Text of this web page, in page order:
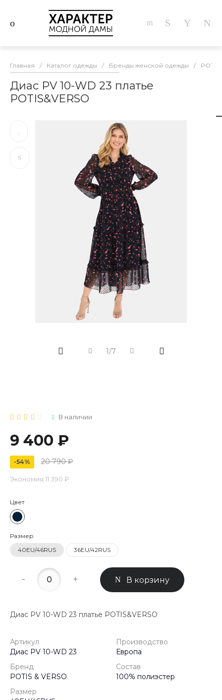
Главная / Каталог одежды / Бренды женской одежды / POTIS
Диас PV 10-WD 23 платье
POTIS&VERSO
1/7
В наличии
9 400 ₽
-54% 20 790 ₽
Экономия 11 390 ₽
Цвет
Размер
40EU/46RUS
36EU/42RUS
- + В корзину
Диас PV 10-WD 23 платье POTIS&VERSO
Артикул
Диас PV 10-WD 23
Производство
Европа
Бренд
POTIS & VERSO
Состав
100% полиэстер
Размер